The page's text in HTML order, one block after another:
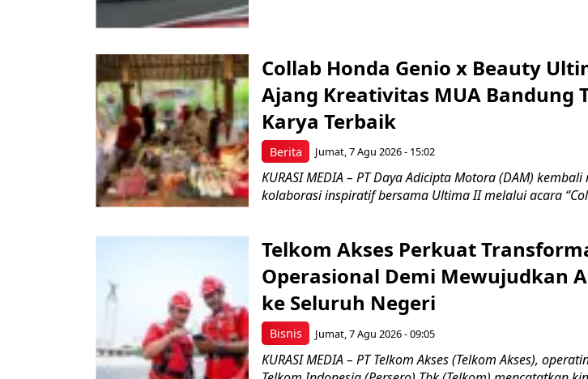
Berita
Collab Honda Genio x Beauty
Ajang Kreativitas MUA Bandung
Karya Terbaik
Jumat, 7 Agu 2026 - 15:02
KURASI MEDIA – PT Daya Adicipta Motora (DAM)
kolaborasi inspiratif bersama Ultima II melalui acara
Bisnis
Telkom Akses Perkuat
Operasional Demi Mewujudkan
ke Seluruh Negeri
Jumat, 7 Agu 2026 - 09:05
KURASI MEDIA – PT Telkom Akses (Telkom Akses),